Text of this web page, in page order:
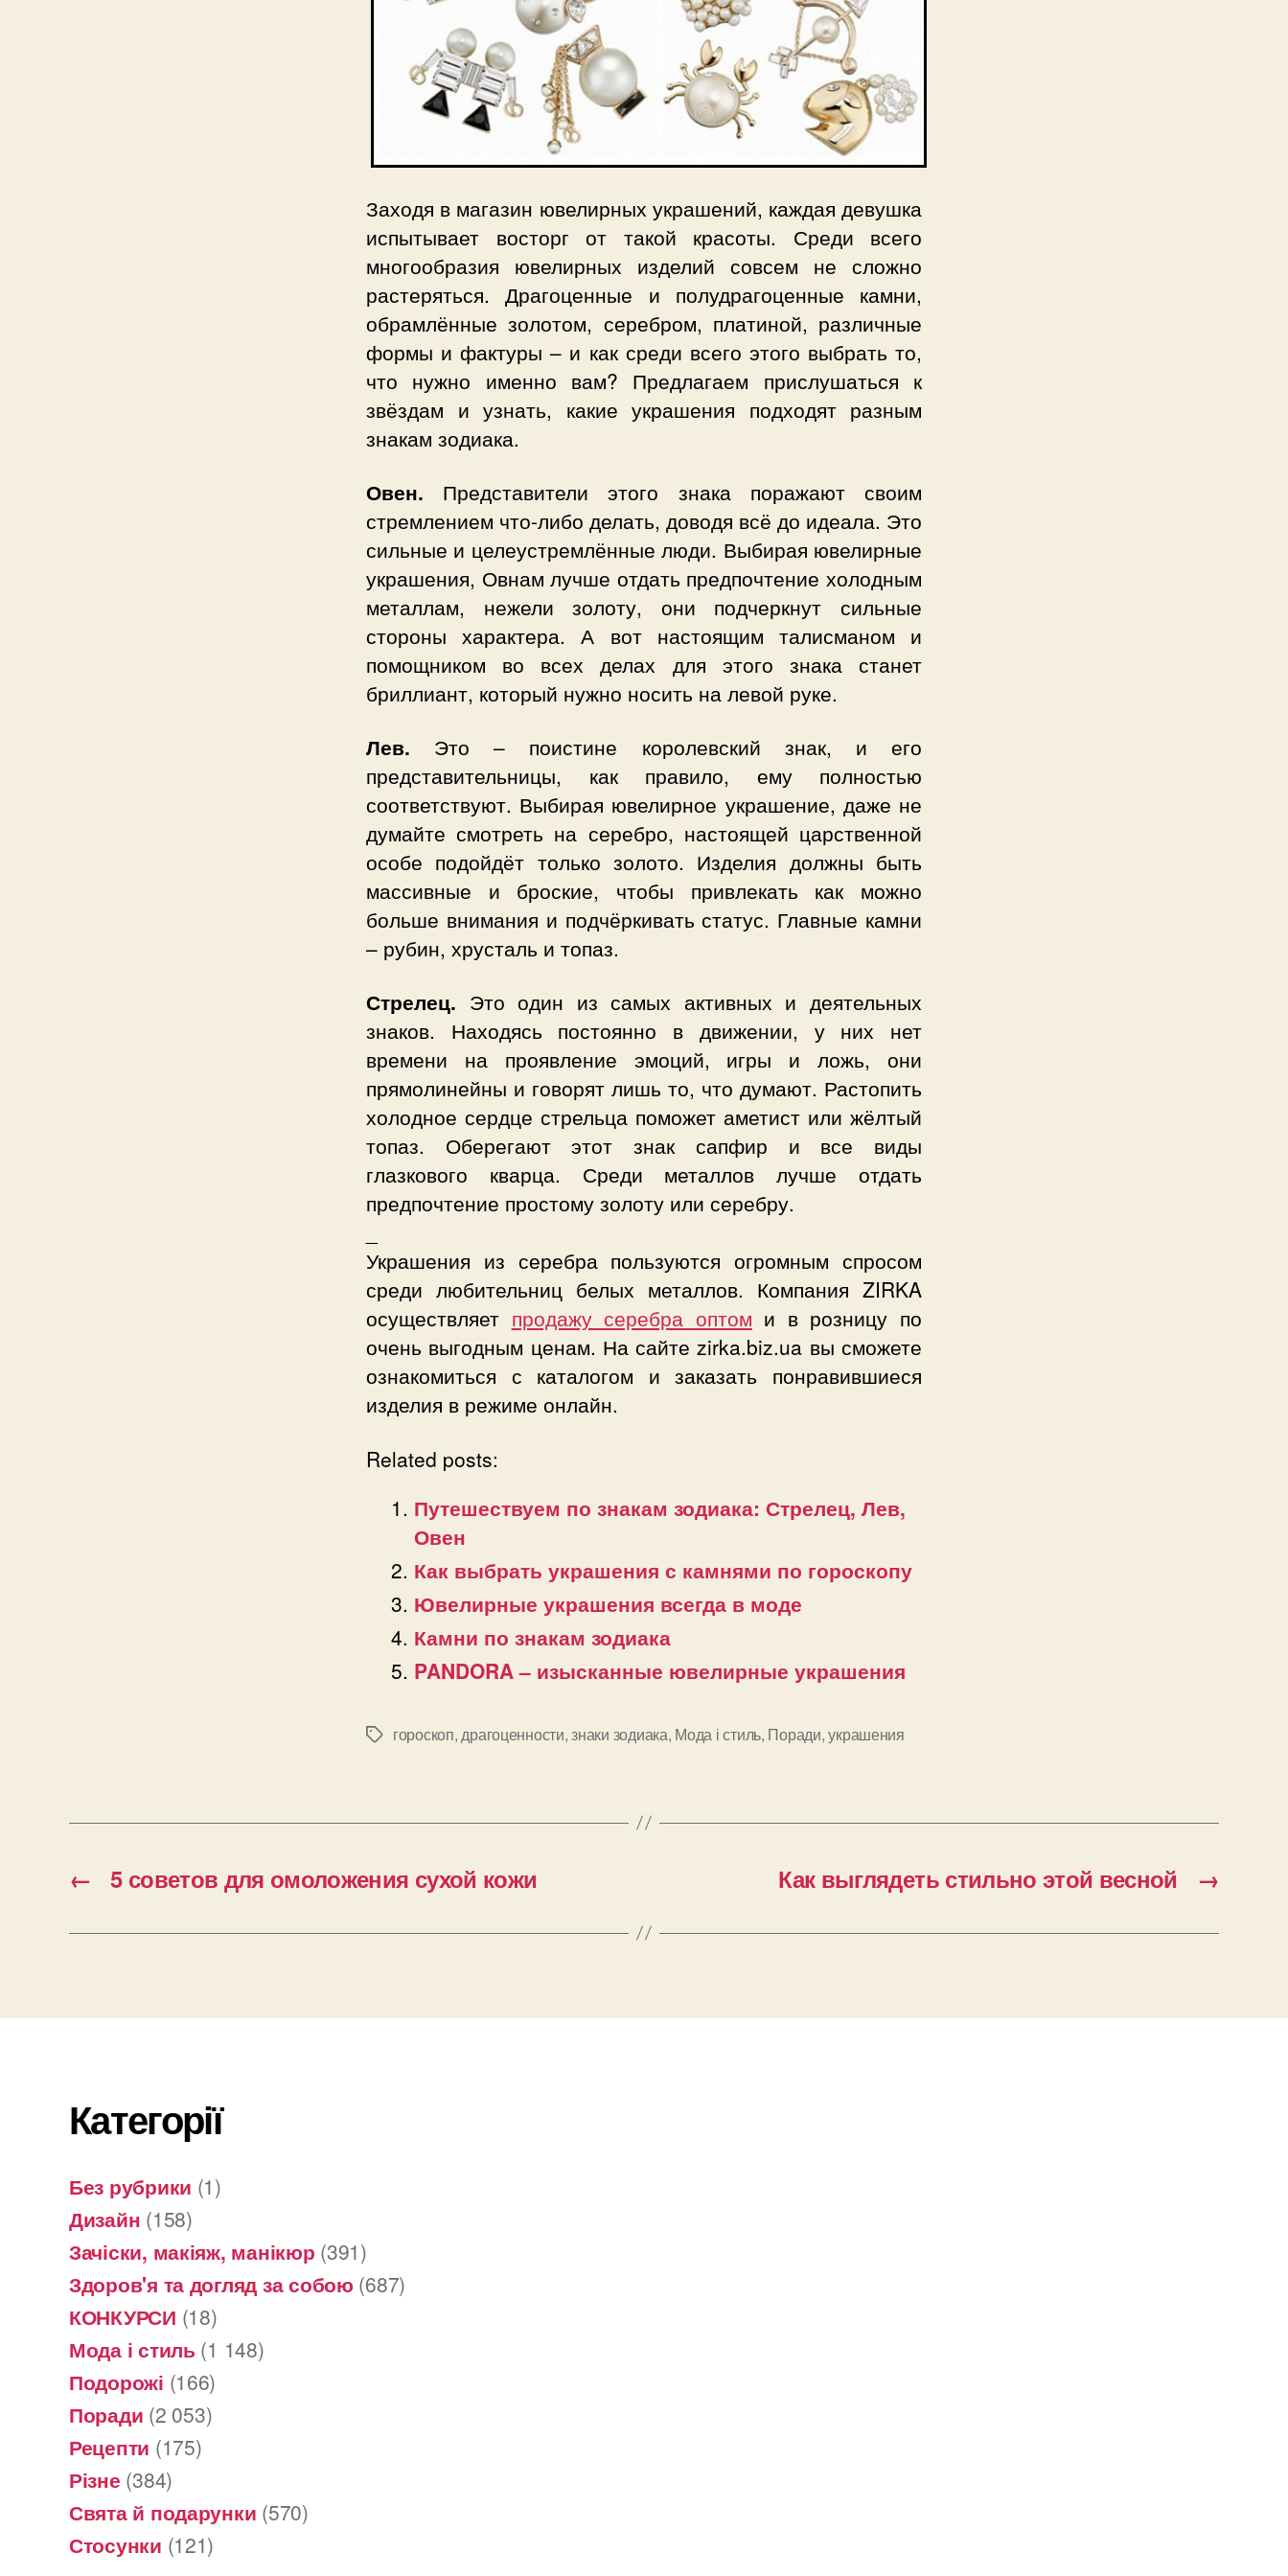
Заходя в магазин ювелирных украшений, каждая девушка
испытывает восторг от такой красоты. Среди всего
многообразия ювелирных изделий совсем не сложно
растеряться. Драгоценные и полудрагоценные камни,
обрамлённые золотом, серебром, платиной, различные
формы и фактуры – и как среди всего этого выбрать то,
что нужно именно вам? Предлагаем прислушаться к
звёздам и узнать, какие украшения подходят разным
знакам зодиака.
Овен. Представители этого знака поражают своим
стремлением что-либо делать, доводя всё до идеала. Это
сильные и целеустремлённые люди. Выбирая ювелирные
украшения, Овнам лучше отдать предпочтение холодным
металлам, нежели золоту, они подчеркнут сильные
стороны характера. А вот настоящим талисманом и
помощником во всех делах для этого знака станет
бриллиант, который нужно носить на левой руке.
Лев. Это – поистине королевский знак, и его
представительницы, как правило, ему полностью
соответствуют. Выбирая ювелирное украшение, даже не
думайте смотреть на серебро, настоящей царственной
особе подойдёт только золото. Изделия должны быть
массивные и броские, чтобы привлекать как можно
больше внимания и подчёркивать статус. Главные камни
– рубин, хрусталь и топаз.
Стрелец. Это один из самых активных и деятельных
знаков. Находясь постоянно в движении, у них нет
времени на проявление эмоций, игры и ложь, они
прямолинейны и говорят лишь то, что думают. Растопить
холодное сердце стрельца поможет аметист или жёлтый
топаз. Оберегают этот знак сапфир и все виды
глазкового кварца. Среди металлов лучше отдать
предпочтение простому золоту или серебру.
Украшения из серебра пользуются огромным спросом
среди любительниц белых металлов. Компания ZIRKA
осуществляет продажу серебра оптом и в розницу по
очень выгодным ценам. На сайте zirka.biz.ua вы сможете
ознакомиться с каталогом и заказать понравившиеся
изделия в режиме онлайн.
Related posts:
Путешествуем по знакам зодиака: Стрелец, Лев,
Овен
Как выбрать украшения с камнями по гороскопу
Ювелирные украшения всегда в моде
Камни по знакам зодиака
PANDORA – изысканные ювелирные украшения
Позначки
гороскоп,драгоценности,знаки зодиака, Мода і стиль, Поради,украшения
← 5 советов для омоложения сухой кожи →
Как выглядеть стильно этой весной
Категорії
Без рубрики (1)
Дизайн (158)
Зачіски, макіяж, манікюр (391)
Здоров'я та догляд за собою (687)
КОНКУРСИ (18)
Мода і стиль (1 148)
Подорожі (166)
Поради (2 053)
Рецепти (175)
Різне (384)
Свята й подарунки (570)
Стосунки (121)